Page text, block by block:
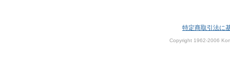
特定商取引法に
Copyright 1962-2006